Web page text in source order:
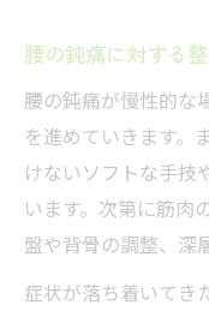
腰の鈍痛に対する
腰の鈍痛が慢性的な
を進めていきます。
けないソフトな手技
います。次第に筋肉
盤や背骨の調整、深
症状が落ち着いてき